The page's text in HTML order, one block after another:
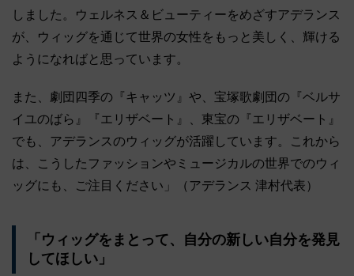
しました。ウェルネス＆ビューティーをめざすアデランス
が、ウィッグを通じて世界の女性をもっと美しく、輝ける
ようになればと思っています。
また、劇団四季の『キャッツ』や、宝塚歌劇団の『ベルサ
イユのばら』『エリザベート』、東宝の『エリザベート』
でも、アデランスのウィッグが活躍しています。これから
は、こうしたファッションやミュージカルの世界でのウィ
ッグにも、ご注目ください」（アデランス 津村代表）
「ウィッグをまとって、自分の新しい自分を発見
してほしい」